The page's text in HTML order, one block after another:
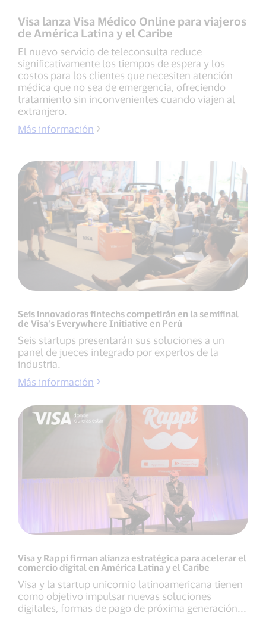
Visa lanza Visa Médico Online para viajeros
de América Latina y el Caribe
El nuevo servicio de teleconsulta reduce
significativamente los tiempos de espera y los
costos para los clientes que necesiten atención
médica que no sea de emergencia, ofreciendo
tratamiento sin inconvenientes cuando viajen al
extranjero.
Más información
Seis innovadoras fintechs competirán en la semifinal
de Visa’s Everywhere Initiative en Perú
Seis startups presentarán sus soluciones a un
panel de jueces integrado por expertos de la
industria.
Más información
Visa y Rappi firman alianza estratégica para acelerar el
comercio digital en América Latina y el Caribe
Visa y la startup unicornio latinoamericana tienen
como objetivo impulsar nuevas soluciones
digitales, formas de pago de próxima generación...